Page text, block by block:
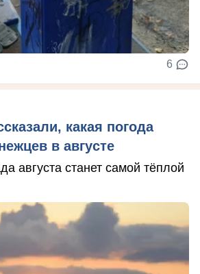
6
какая погода
в августе
августа станет самой тёплой